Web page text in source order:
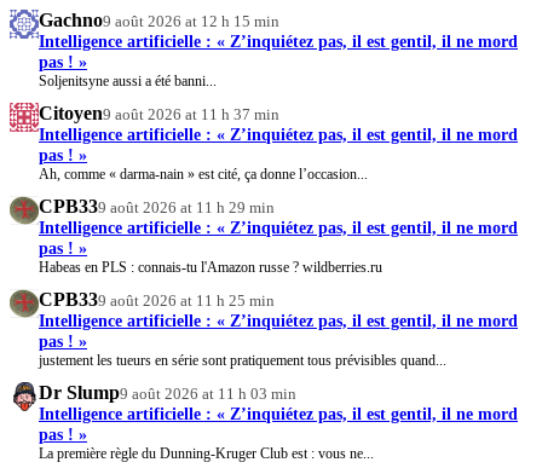
Gachno9 août 2026 at 12 h 15 min
Intelligence artificielle : « Z’inquiétez pas, il est gentil, il ne mord
pas ! »
Soljenitsyne aussi a été banni...
Citoyen9 août 2026 at 11 h 37 min
Intelligence artificielle : « Z’inquiétez pas, il est gentil, il ne mord
pas ! »
Ah, comme « darma-nain » est cité, ça donne l’occasion...
CPB339 août 2026 at 11 h 29 min
Intelligence artificielle : « Z’inquiétez pas, il est gentil, il ne mord
pas ! »
Habeas en PLS : connais-tu l'Amazon russe ? wildberries.ru
CPB339 août 2026 at 11 h 25 min
Intelligence artificielle : « Z’inquiétez pas, il est gentil, il ne mord
pas ! »
justement les tueurs en série sont pratiquement tous prévisibles quand...
Dr Slump9 août 2026 at 11 h 03 min
Intelligence artificielle : « Z’inquiétez pas, il est gentil, il ne mord
pas ! »
La première règle du Dunning-Kruger Club est : vous ne...